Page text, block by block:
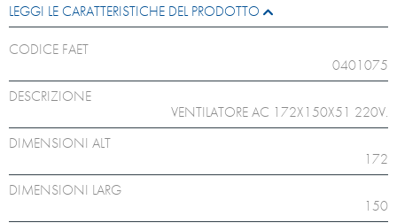
LEGGI LE CARATTERISTICHE DEL PRODOTTO
CODICE FAET
0401075
DESCRIZIONE
VENTILATORE AC 172X150X51 220V.
DIMENSIONI ALT
172
DIMENSIONI LARG
150